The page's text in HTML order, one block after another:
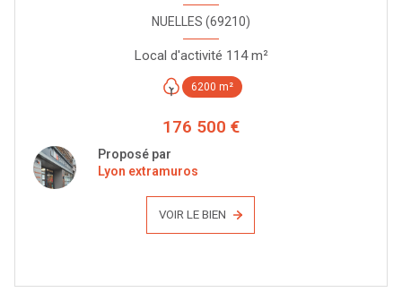
NUELLES (69210)
Local d'activité 114 m²
6200 m²
176 500 €
Proposé par
Lyon extramuros
VOIR LE BIEN